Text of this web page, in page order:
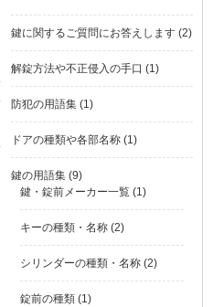
鍵に関するご質問にお答えします (2)
解錠方法や不正侵入の手口 (1)
防犯の用語集 (1)
ドアの種類や各部名称 (1)
鍵の用語集 (9)
鍵・錠前メーカー一覧 (1)
キーの種類・名称 (2)
シリンダーの種類・名称 (2)
錠前の種類 (1)